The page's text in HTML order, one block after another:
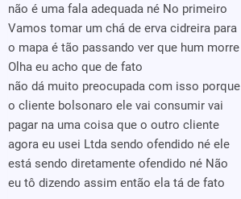
não é uma fala adequada né No primeiro
Vamos tomar um chá de erva cidreira para
o mapa é tão passando ver que hum morre
Olha eu acho que de fato
não dá muito preocupada com isso porque
o cliente bolsonaro ele vai consumir vai
pagar na uma coisa que o outro cliente
agora eu usei Ltda sendo ofendido né ele
está sendo diretamente ofendido né Não
eu tô dizendo assim então ela tá de fato